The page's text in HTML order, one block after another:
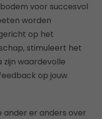
voor succesvol
worden
op het
stimuleert het
waardevolle
op jouw
ander er anders over